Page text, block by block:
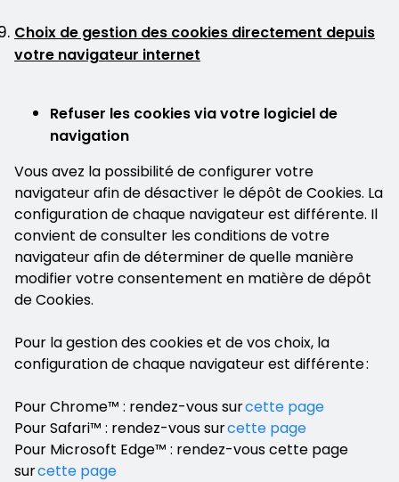
Choix de gestion des cookies directement depuis
votre navigateur internet
Refuser les cookies via votre logiciel de
navigation
Vous avez la possibilité de configurer votre
navigateur afin de désactiver le dépôt de Cookies. La
configuration de chaque navigateur est différente. Il
convient de consulter les conditions de votre
navigateur afin de déterminer de quelle manière
modifier votre consentement en matière de dépôt
de Cookies.
Pour la gestion des cookies et de vos choix, la
configuration de chaque navigateur est différente :
Pour Chrome™ : rendez-vous surcette page
Pour Safari™ : rendez-vous surcette page
Pour Microsoft Edge™ : rendez-vous cette page
surcette page